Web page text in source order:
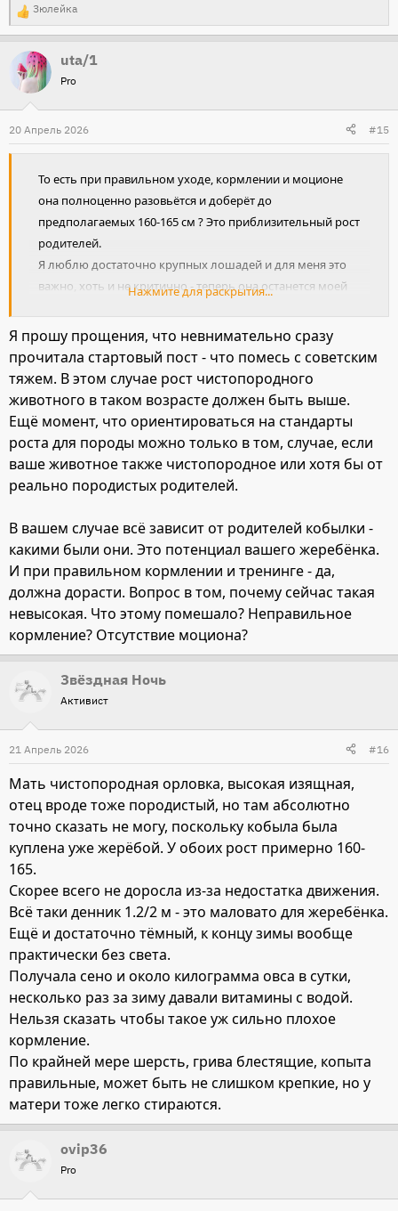
Р
е
а
к
и
и
Зюлейка
uta/1
Pro
20 Апрель 2026 #15
То есть при правильном уходе, кормлении и моционе
она полноценно разовьётся и доберёт до
предполагаемых 160-165 см ? Это приблизительный рост
родителей.
Я люблю достаточно крупных лошадей и для меня это
важно, хоть и не критично - теперь она останется моей
Нажмите для раскрытия...
Я прошу прощения, что невнимательно сразу
прочитала стартовый пост - что помесь с советским
тяжем. В этом случае рост чистопородного
животного в таком возрасте должен быть выше.
Ещё момент, что ориентироваться на стандарты
роста для породы можно только в том, случае, если
ваше животное также чистопородное или хотя бы от
реально породистых родителей.
В вашем случае всё зависит от родителей кобылки -
какими были они. Это потенциал вашего жеребёнка.
И при правильном кормлении и тренинге - да,
должна дорасти. Вопрос в том, почему сейчас такая
невысокая. Что этому помешало? Неправильное
кормление? Отсутствие моциона?
Звёздная Ночь
Активист
21 Апрель 2026 #16
Мать чистопородная орловка, высокая изящная,
отец вроде тоже породистый, но там абсолютно
точно сказать не могу, поскольку кобыла была
куплена уже жерёбой. У обоих рост примерно 160-
165.
Скорее всего не доросла из-за недостатка движения.
Всё таки денник 1.2/2 м - это маловато для жеребёнка.
Ещё и достаточно тёмный, к концу зимы вообще
практически без света.
Получала сено и около килограмма овса в сутки,
несколько раз за зиму давали витамины с водой.
Нельзя сказать чтобы такое уж сильно плохое
кормление.
По крайней мере шерсть, грива блестящие, копыта
правильные, может быть не слишком крепкие, но у
матери тоже легко стираются.
ovip36
Pro